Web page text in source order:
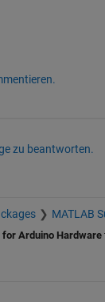
zu beantworten.
MATLAB
for Arduino Hardware